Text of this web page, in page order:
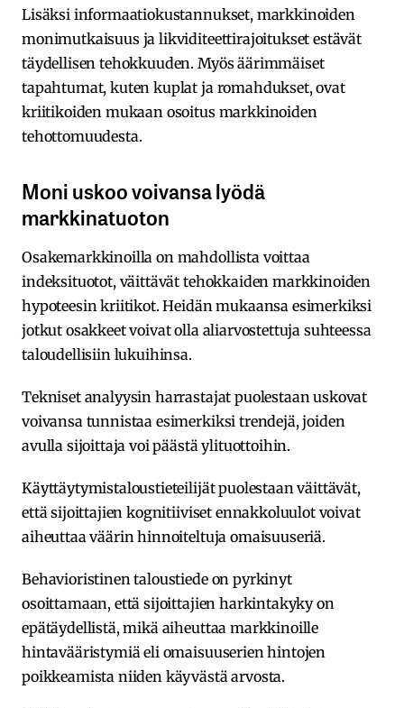
Lisäksi informaatiokustannukset, markkinoiden
monimutkaisuus ja likviditeettirajoitukset estävät
täydellisen tehokkuuden. Myös äärimmäiset
tapahtumat, kuten kuplat ja romahdukset, ovat
kriitikoiden mukaan osoitus markkinoiden
tehottomuudesta.
Moni uskoo voivansa lyödä
markkinatuoton
Osakemarkkinoilla on mahdollista voittaa
indeksituotot, väittävät tehokkaiden markkinoiden
hypoteesin kriitikot. Heidän mukaansa esimerkiksi
jotkut osakkeet voivat olla aliarvostettuja suhteessa
taloudellisiin lukuihinsa.
Tekniset analyysin harrastajat puolestaan uskovat
voivansa tunnistaa esimerkiksi trendejä, joiden
avulla sijoittaja voi päästä ylituottoihin.
Käyttäytymistaloustieteilijät puolestaan väittävät,
että sijoittajien kognitiiviset ennakkoluulot voivat
aiheuttaa väärin hinnoiteltuja omaisuuseriä.
Behavioristinen taloustiede on pyrkinyt
osoittamaan, että sijoittajien harkintakyky on
epätäydellistä, mikä aiheuttaa markkinoille
hintavääristymiä eli omaisuuserien hintojen
poikkeamista niiden käyvästä arvosta.